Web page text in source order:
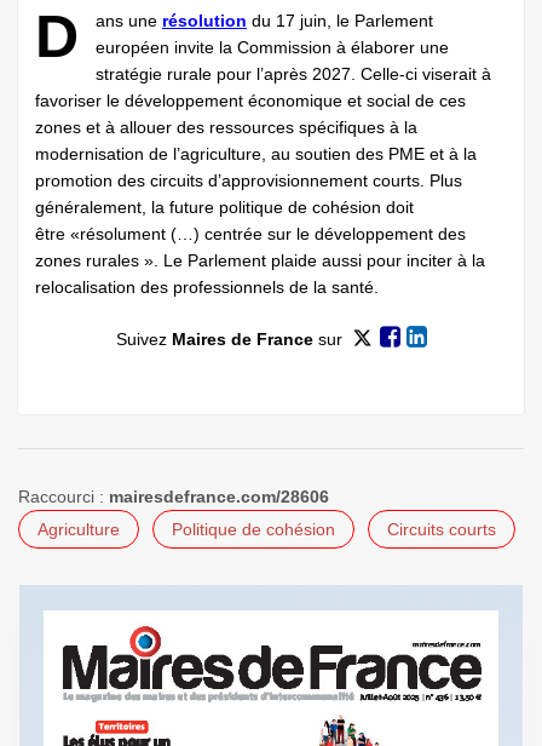
D ans une résolution du 17 juin, le Parlement
européen invite la Commission à élaborer une
stratégie rurale pour l’après 2027. Celle-ci viserait à
favoriser le développement économique et social de ces
zones et à allouer des ressources spécifiques à la
modernisation de l’agriculture, au soutien des PME et à la
promotion des circuits d’approvisionnement courts. Plus
généralement, la future politique de cohésion doit
être «résolument (…) centrée sur le développement des
zones rurales ». Le Parlement plaide aussi pour inciter à la
relocalisation des professionnels de la santé.
Suivez Maires de Francesur
Raccourci : mairesdefrance.com/28606
Agriculture
Politique de cohésion Circuits courts